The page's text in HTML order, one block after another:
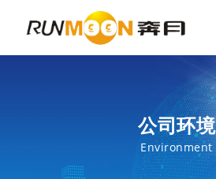
公司环境
Environment